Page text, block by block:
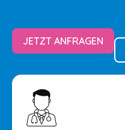
JETZT ANFRAGEN